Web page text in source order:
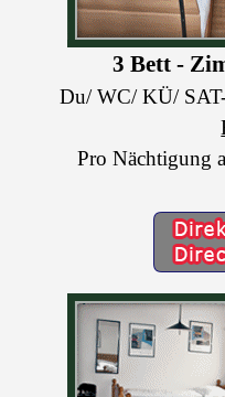
3 Bett -
Du/ WC/ KÜ/
Pro Nächtigung